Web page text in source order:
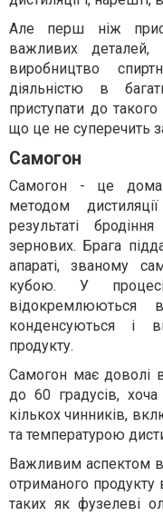
Але перш ніж
важливих
виробництво
діяльністю в
приступати до
що це не суперечить
Самогон
Самогон - це
методом
результаті
зернових. Брага
апараті, званому
кубою. У
відокремлюються
конденсуються і
продукту.
Самогон має доволі
до 60 градусів,
кількох чинників,
та температурою
Важливим аспектом
отриманого продукту
таких як фузелеві